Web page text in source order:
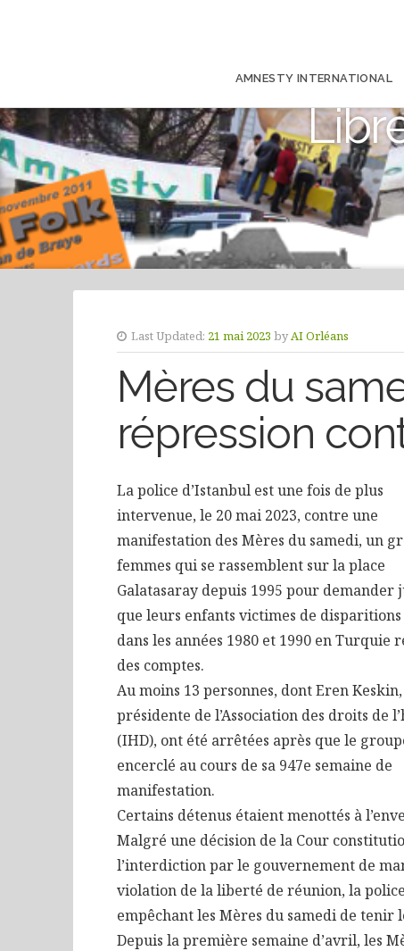
AMNESTY INTERNATIONAL
Last Updated: 21 mai 2023 byAI Orléans
Mères du
répression
La police d’Istanbul est une fois de plus
intervenue, le 20 mai 2023, contre une
manifestation des Mères du samedi, un
femmes qui se rassemblent sur la place
Galatasaray depuis 1995 pour demander
que leurs enfants victimes de disparitions
dans les années 1980 et 1990 en Turquie
des comptes.
Au moins 13 personnes, dont Eren Keskin,
présidente de l’Association des droits de
(IHD), ont été arrêtées après que le
encerclé au cours de sa 947e semaine de
manifestation.
Certains détenus étaient menottés à
Malgré une décision de la Cour
l’interdiction par le gouvernement de
violation de la liberté de réunion, la
empêchant les Mères du samedi de
Depuis la première semaine d’avril, les